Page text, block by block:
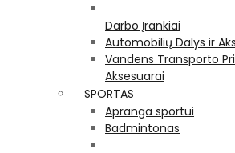
Darbo Įrankiai
Automobilių Dalys ir
Vandens Transporto
Aksesuarai
SPORTAS
Apranga sportui
Badmintonas